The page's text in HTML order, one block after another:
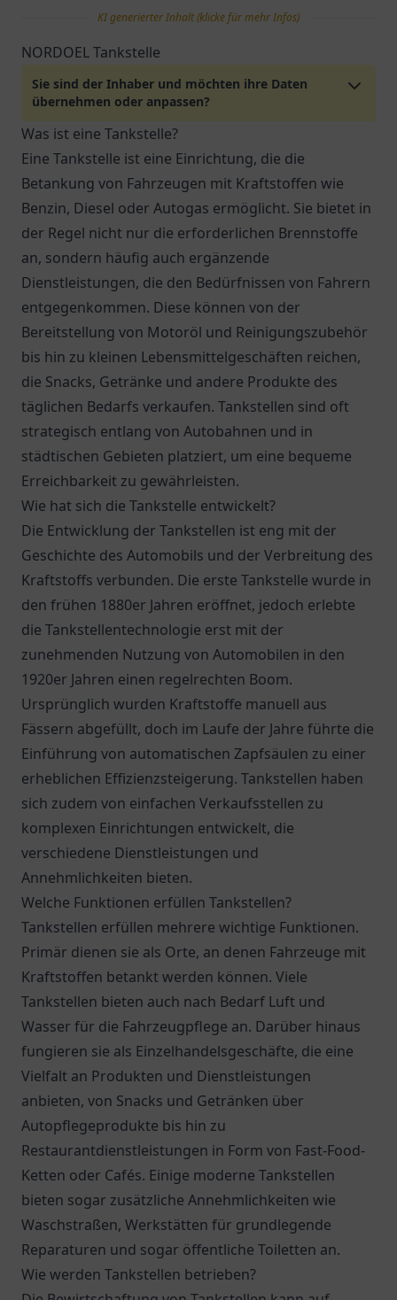
KI generierter Inhalt (klicke für mehr Infos)
NORDOEL Tankstelle
Sie sind der Inhaber und möchten ihre Daten
übernehmen oder anpassen?
Was ist eine Tankstelle?
Eine Tankstelle ist eine Einrichtung, die die
Betankung von Fahrzeugen mit Kraftstoffen wie
Benzin, Diesel oder Autogas ermöglicht. Sie bietet in
der Regel nicht nur die erforderlichen Brennstoffe
an, sondern häufig auch ergänzende
Dienstleistungen, die den Bedürfnissen von Fahrern
entgegenkommen. Diese können von der
Bereitstellung von Motoröl und Reinigungszubehör
bis hin zu kleinen Lebensmittelgeschäften reichen,
die Snacks, Getränke und andere Produkte des
täglichen Bedarfs verkaufen. Tankstellen sind oft
strategisch entlang von Autobahnen und in
städtischen Gebieten platziert, um eine bequeme
Erreichbarkeit zu gewährleisten.
Wie hat sich die Tankstelle entwickelt?
Die Entwicklung der Tankstellen ist eng mit der
Geschichte des Automobils und der Verbreitung des
Kraftstoffs verbunden. Die erste Tankstelle wurde in
den frühen 1880er Jahren eröffnet, jedoch erlebte
die Tankstellentechnologie erst mit der
zunehmenden Nutzung von Automobilen in den
1920er Jahren einen regelrechten Boom.
Ursprünglich wurden Kraftstoffe manuell aus
Fässern abgefüllt, doch im Laufe der Jahre führte die
Einführung von automatischen Zapfsäulen zu einer
erheblichen Effizienzsteigerung. Tankstellen haben
sich zudem von einfachen Verkaufsstellen zu
komplexen Einrichtungen entwickelt, die
verschiedene Dienstleistungen und
Annehmlichkeiten bieten.
Welche Funktionen erfüllen Tankstellen?
Tankstellen erfüllen mehrere wichtige Funktionen.
Primär dienen sie als Orte, an denen Fahrzeuge mit
Kraftstoffen betankt werden können. Viele
Tankstellen bieten auch nach Bedarf Luft und
Wasser für die Fahrzeugpflege an. Darüber hinaus
fungieren sie als Einzelhandelsgeschäfte, die eine
Vielfalt an Produkten und Dienstleistungen
anbieten, von Snacks und Getränken über
Autopflegeprodukte bis hin zu
Restaurantdienstleistungen in Form von Fast-Food-
Ketten oder Cafés. Einige moderne Tankstellen
bieten sogar zusätzliche Annehmlichkeiten wie
Waschstraßen, Werkstätten für grundlegende
Reparaturen und sogar öffentliche Toiletten an.
Wie werden Tankstellen betrieben?